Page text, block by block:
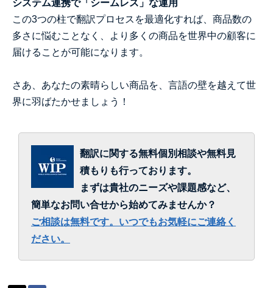
システム連携で「シームレス」な運用
この3つの柱で翻訳プロセスを最適化すれば、商品数の
多さに悩むことなく、より多くの商品を世界中の顧客に
届けることが可能になります。
さあ、あなたの素晴らしい商品を、言語の壁を越えて世
界に羽ばたかせましょう！
翻訳に関する無料個別相談や無料見
積もりも行っております。
まずは貴社のニーズや課題感など、
簡単なお問い合せから始めてみませんか？
ご相談は無料です。いつでもお気軽にご連絡く
ださい。